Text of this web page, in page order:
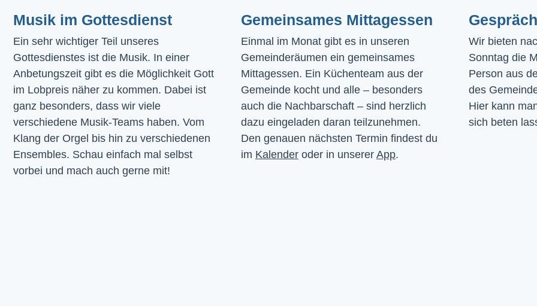
Musik im Gottesdienst​
Ein sehr wichtiger Teil unseres
Gottesdienstes ist die Musik. In einer
Anbetungszeit gibt es die Möglichkeit Gott
im Lobpreis näher zu kommen. Dabei ist
ganz besonders, dass wir viele
verschiedene Musik-Teams haben. Vom
Klang der Orgel bis hin zu verschiedenen
Ensembles. Schau einfach mal selbst
vorbei und mach auch gerne mit!
Gemeinsames Mittagessen
Einmal im Monat gibt es in unseren
Gemeinderäumen ein gemeinsames
Mittagessen. Ein Küchenteam aus der
Gemeinde kocht und alle – besonders
auch die Nachbarschaft – sind herzlich
dazu eingeladen daran teilzunehmen.
Den genauen nächsten Termin findest du
im Kalender oder in unserer App.
Wir bieten
Sonntag die
Person aus
des
Hier kann
sich beten